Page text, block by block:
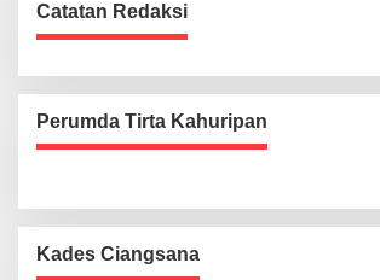
Catatan Redaksi
Perumda Tirta Kahuripan
Kades Ciangsana